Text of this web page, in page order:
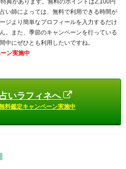
い師によっては、無料で利用できる時間が
ジより簡単なプロフィールを入力するだけ
。また、季節のキャンペーンを行っている
中にぜひとも利用したいですね。
ン実施中
いラフィネへ
料鑑定キャンペーン実施中